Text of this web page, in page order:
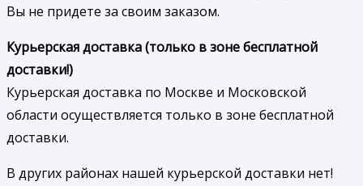
Вы не придете за своим заказом.
Курьерская доставка (только в зоне бесплатной
доставки!)
Курьерская доставка по Москве и Московской
области осуществляется только в зоне бесплатной
доставки.
В других районах нашей курьерской доставки нет!